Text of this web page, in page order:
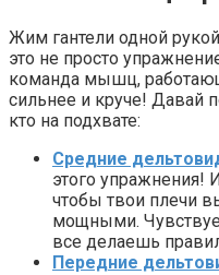
Жим гантели одной
это не просто
команда мышц,
сильнее и круче! Давай
кто на подхвате:
Средние
этого упражнения!
чтобы твои плечи
мощными.
все делаешь
Передние